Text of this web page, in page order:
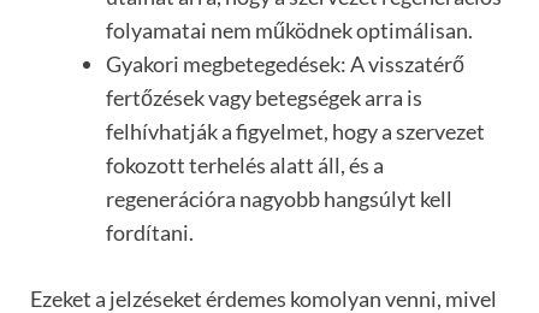
folyamatai nem működnek optimálisan.
Gyakori megbetegedések: A visszatérő
fertőzések vagy betegségek arra is
felhívhatják a figyelmet, hogy a szervezet
fokozott terhelés alatt áll, és a
regenerációra nagyobb hangsúlyt kell
fordítani.
Ezeket a jelzéseket érdemes komolyan venni, mivel